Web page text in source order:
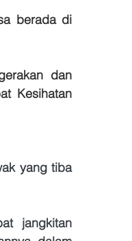
berada di
dan
Kesihatan
yang tiba
jangkitan